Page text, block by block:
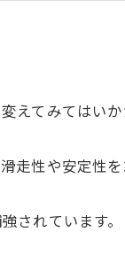
えてみてはい
性や安定性を
されています。